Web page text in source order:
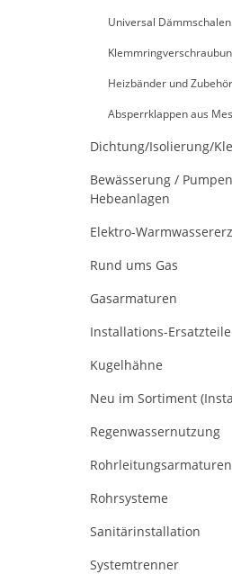
Universal Dämmschalen
Heizbänder und Zubehör
Absperrklappen aus
Dichtung/Isolierung/
Bewässerung /
Hebeanlagen
Elektro-
Rund ums Gas
Gasarmaturen
Installations-
Kugelhähne
Neu im Sortiment
Regenwassernutzung
Rohrleitungsarmaturen
Rohrsysteme
Sanitärinstallation
Systemtrenner